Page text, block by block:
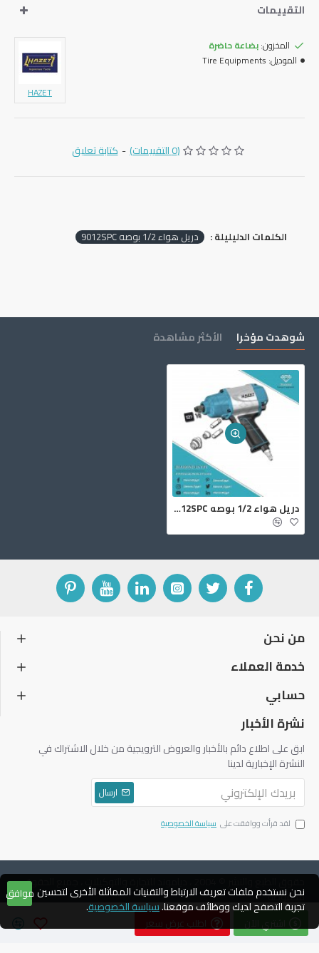
التقييمات
المخزون:بضاعة حاضرة
الموديل: Tire Equipments
HAZET
(0 التقييمات) - كتابة تعليق
اطلب عرض سعر
الكلمات الدليليلة : دريل هواء 1/2 بوصه 9012SPC
شوهدت مؤخرا الأكثر مشاهدة
دريل هواء 1/2 بوصه 9012SPC
من نحن
خدمة العملاء
حسابي
نشرة الأخبار
ابق على اطلاع دائم بالأخبار والعروض الترويجية من خلال الاشتراك في
النشرة الإخبارية لدينا
ارسال
لقد قرأت ووافقت على سياسة الخصوصية
حقوق الطبع والنشر © 2004 ، دياموند للتجارة والتوكيلات ، جميع الحقوق
محفوظة
موافق نحن نستخدم ملفات تعريف الارتباط والتقنيات المماثلة الأخرى لتحسين
تجربة التصفح لديك ووظائف موقعنا.سياسة الخصوصية.